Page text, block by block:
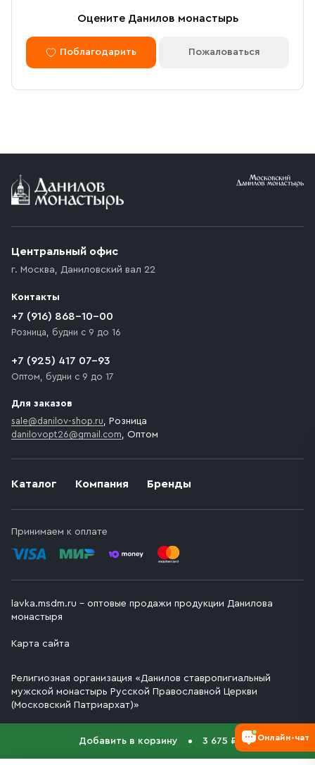
Добавить в корзину 3 675 ₽
Оцените Данилов монастырь
Поблагодарить Пожаловаться
Каталог Компания Бренды
Принимаем к оплате
Центральный офис
г. Москва, Даниловский вал 22
Контакты
+7 (916) 868-10-00
Розница, будни с 9 до 16
+7 (925) 417 07-93
Оптом, будни с 9 до 17
Для заказов
sale@danilov-shop.ru, Розница
danilovopt26@gmail.com, Оптом
lavka.msdm.ru – оптовые продажи продукции Данилова
монастыря
Карта сайта
Религиозная организация «Данилов ставропигиальный
мужской монастырь Русской Православной Церкви
(Московский Патриархат)»
Онлайн-чат